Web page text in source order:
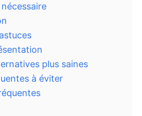
plus saines
à éviter